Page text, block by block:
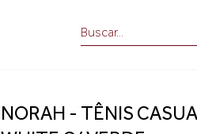
NORAH - TÊNIS